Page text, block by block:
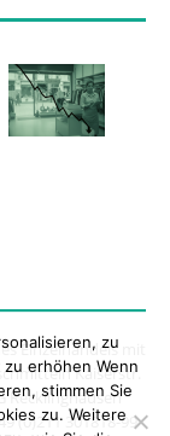
Einzelhandels mit
Kaiserstr.
Recklinghausen
(0)211 301818-99
zu
erhöhen Wenn
stimmen Sie
zu. Weitere